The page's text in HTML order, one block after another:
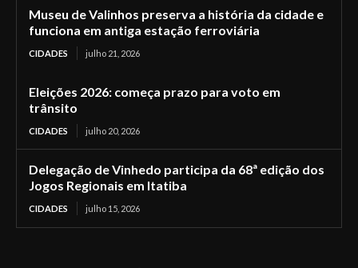
Museu de Valinhos preserva a história da cidade e
funciona em antiga estação ferroviária
CIDADES julho 21, 2026
Eleições 2026: começa prazo para voto em
trânsito
CIDADES julho 20, 2026
Delegação de Vinhedo participa da 68ª edição dos
Jogos Regionais em Itatiba
CIDADES julho 15, 2026